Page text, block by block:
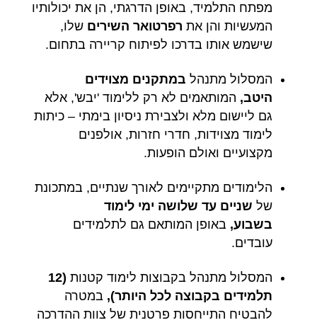
מפתח התלמיד, באופן הדרגתי, הן את יכולותיו
המעשיות והן את רפרטואר השירים שלו,
שישמש אותו בדרכו לפיתוח קריירה בתחום.
המסלול מתנהל במתקנים מצוידים
היטב, המותאמים לא רק ללימוד 'יבש', אלא
גם ליישום מלא ולצבירת ניסיון בימתי – כיתות
לימוד מצוידות, חדרי חזרות, אולפנים
מקצועיים ואולם הופעות.
הלימודים מתקיימים לאורך שנתיים, במתכונת
של שניים עד שלושה ימי לימוד
בשבוע, באופן המותאם גם לתלמידים
עובדים.
המסלול מתנהל בקבוצות לימוד קטנות (12
תלמידים בקבוצה לכל היותר), במטרה
להבטיח התייחסות פרטנית של צוות ההדרכה